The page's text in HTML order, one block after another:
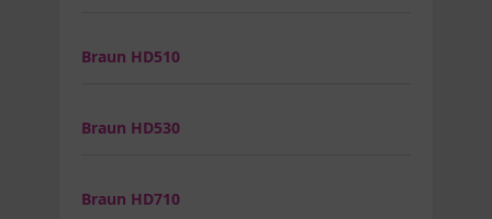
Braun HD510
Braun HD530
Braun HD710